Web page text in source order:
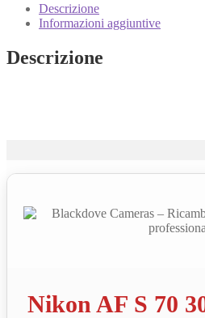
Descrizione
Informazioni aggiuntive
Descrizione
Nikon AF S 70